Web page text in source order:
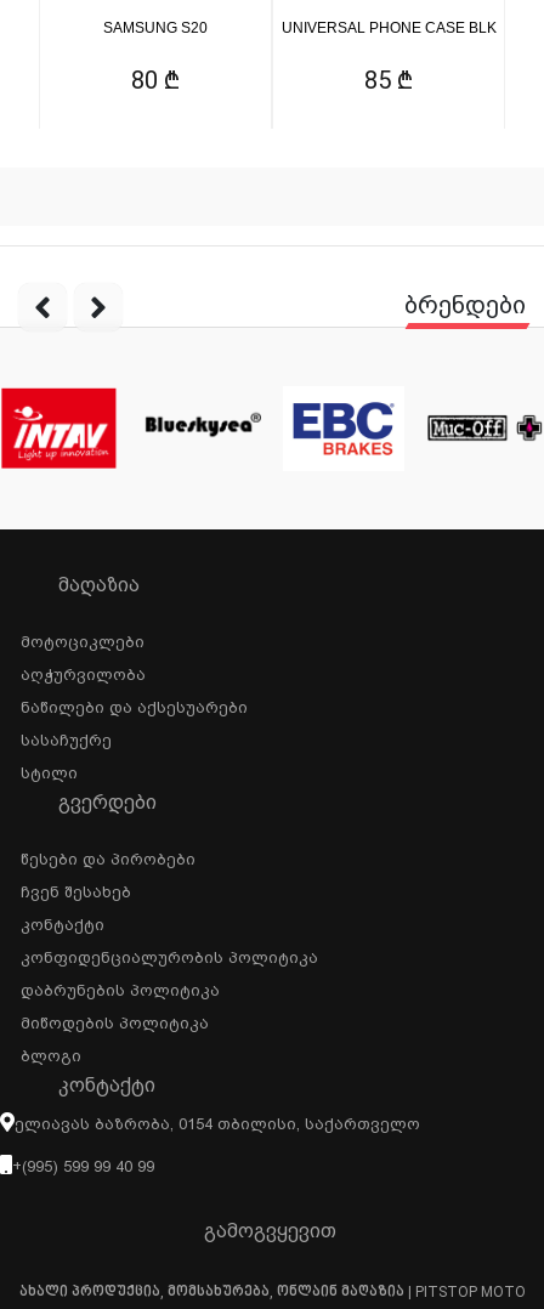
SAMSUNG S20
80 ₾
UNIVERSAL PHONE CASE BLK
85 ₾
ბრენდები
ᲛᲐᲦᲐᲖᲘᲐ
Მოტოციკლები
Აღჭურვილობა
Ნაწილები Და Აქსესუარები
Სასაჩუქრე
Სტილი
ᲒᲕᲔᲠᲓᲔᲑᲘ
Წესები Და Პირობები
Ჩვენ Შესახებ
Კონტაქტი
Კონფიდენციალურობის Პოლიტიკა
Დაბრუნების Პოლიტიკა
Მიწოდების Პოლიტიკა
Ბლოგი
ᲙᲝᲜᲢᲐᲥᲢᲘ
Ელიავას Ბაზრობა, 0154 Თბილისი, Საქართველო
+(995) 599 99 40 99
გამოგვყევით
ახალი პროდუქცია, მომსახურება, ონლაინ მაღაზია | PITSTOP MOTO